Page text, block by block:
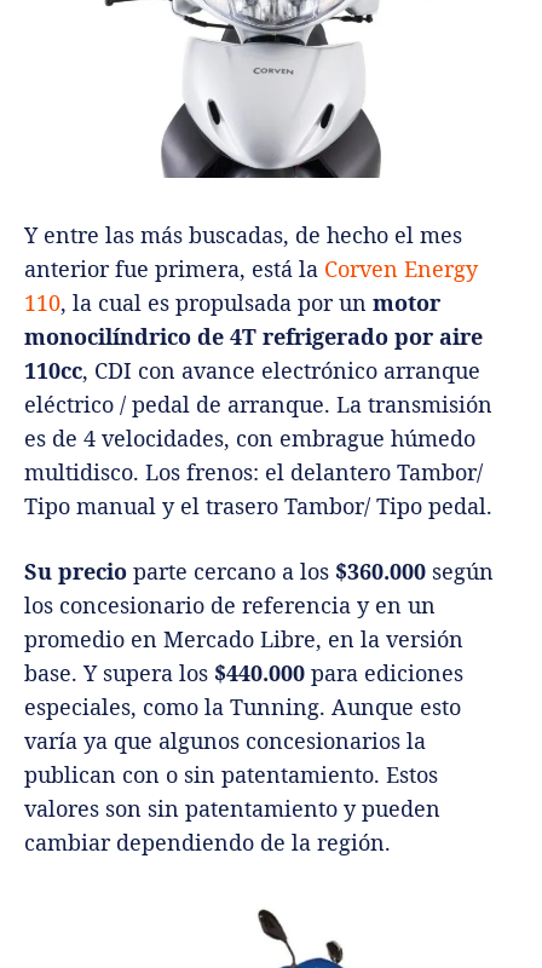
Y entre las más buscadas, de hecho el mes
anterior fue primera, está la Corven Energy
110, la cual es propulsada por un motor
monocilíndrico de 4T refrigerado por aire
110cc, CDI con avance electrónico arranque
eléctrico / pedal de arranque. La transmisión
es de 4 velocidades, con embrague húmedo
multidisco. Los frenos: el delantero Tambor/
Tipo manual y el trasero Tambor/ Tipo pedal.
Su precio parte cercano a los $360.000 según
los concesionario de referencia y en un
promedio en Mercado Libre, en la versión
base. Y supera los $440.000 para ediciones
especiales, como la Tunning. Aunque esto
varía ya que algunos concesionarios la
publican con o sin patentamiento. Estos
valores son sin patentamiento y pueden
cambiar dependiendo de la región.